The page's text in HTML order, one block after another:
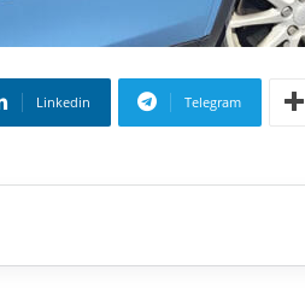
Linkedin Telegram